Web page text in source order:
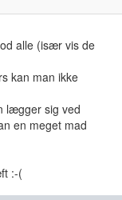
alle (især vis de
kan man ikke
lægger sig ved
en meget mad
:-(